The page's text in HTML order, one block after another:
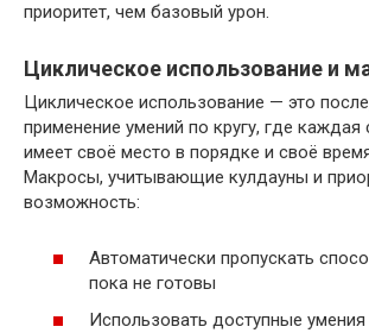
приоритет, чем базовый урон.
Циклическое использование и
Циклическое использование — это
применение умений по кругу, где каждая
имеет своё место в порядке и своё
Макросы, учитывающие кулдауны и
возможность:
Автоматически пропускать
пока не готовы
Использовать доступные